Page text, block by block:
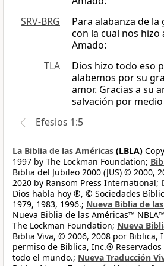
SRV-BRG
Para alabanza de
con la cual nos hizo
Amado:
TLA
Dios hizo todo eso
alabemos por su
amor. Gracias a su
salvación por
Efesios 1:5
La Biblia de las Américas (LBLA)
1997 by The Lockman Foundation;
Biblia del Jubileo 2000 (JUS) © 2000,
2020 by Ransom Press International;
Dios habla hoy ®, © Sociedades
1979, 1983, 1996.; Nueva Biblia de
Nueva Biblia de las Américas™
The Lockman Foundation; Nueva
Biblia Viva, © 2006, 2008 por Biblica,
permiso de Biblica, Inc.®
todo el mundo.; Nueva Traducción